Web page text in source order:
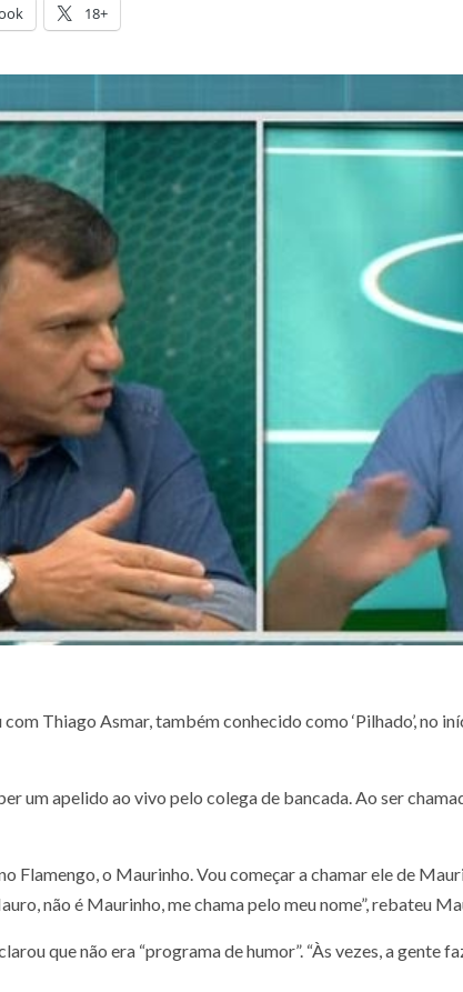
18+
Thiago Asmar, também conhecido como ‘Pilhado’, no
um apelido ao vivo pelo colega de bancada. Ao ser
Flamengo, o Maurinho. Vou começar a chamar ele de
não é Maurinho, me chama pelo meu nome”, rebateu
que não era “programa de humor”. “Às vezes, a gente